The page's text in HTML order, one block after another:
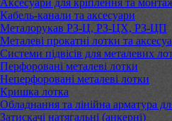
Аксесуари для кріплення та
Кабель-канали та аксесуари
Металорукав РЗ-Ц, РЗ-ЦХ, РЗ-ЦП
Металеві прокатні лотки та
Системи підвісів для металевих
Перфоровані металеві лотки
Неперфоровані металеві лотки
Кришка лотка
Обладнання та лінійна арматура
Затискачі натягальні (анкерні)